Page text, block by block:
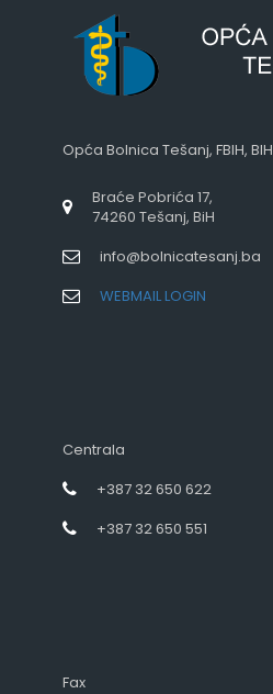
Opća Bolnica Tešanj, FBIH, BIH
Braće Pobrića 17,
74260 Tešanj, BiH
info@bolnicatesanj.ba
WEBMAIL LOGIN
Centrala
+387 32 650 622
+387 32 650 551
Fax